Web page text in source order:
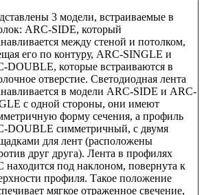
3 модели, встраиваемые в
ARC-SIDE, который
между стеной и потолком,
его по контуру, ARC-SINGLE и
DOUBLE, которые встраиваются в
отверстие. Светодиодная лента
в модели ARC-SIDE и ARC-
с одной стороны, они имеют
форму сечения, а профиль
DOUBLE симметричный, с двумя
для лент (расположены
друг друга). Лента в профилях
находится под наклоном, повернута к
профиля. Такое положение
мягкое отраженное свечение,